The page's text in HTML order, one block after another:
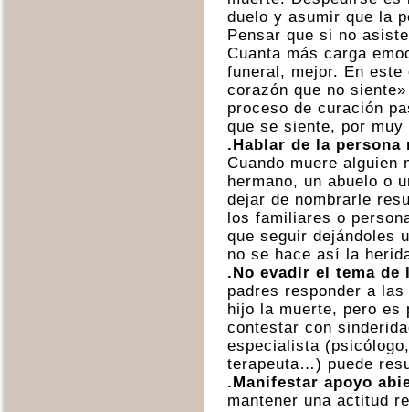
duelo y asumir que la
Pensar que si no
Cuanta más carga
funeral, mejor. En
corazón que no
proceso de curación
que se siente, por muy
.Hablar de la
Cuando muere alguien
hermano, un abuelo o
dejar de nombrarle
los familiares o
que seguir dejándoles
no se hace así la
.No evadir el tema de
padres responder a
hijo la muerte, pero es
contestar con
especialista
terapeuta…) puede
.Manifestar apoyo
mantener una actitud